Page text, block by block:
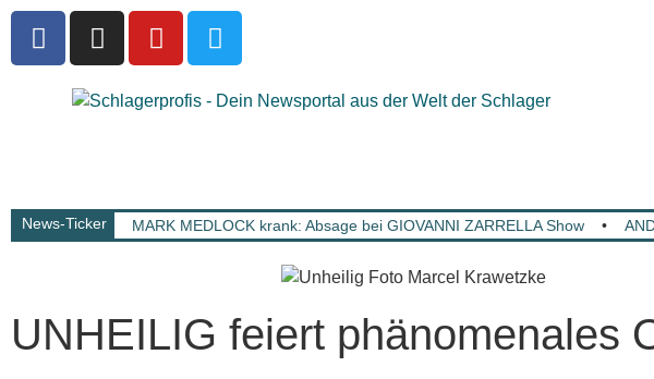
News-Ticker MARK MEDLOCK krank: Absage bei GIOVANNI ZARRELLA Show •
UNHEILIG feiert phänomenales